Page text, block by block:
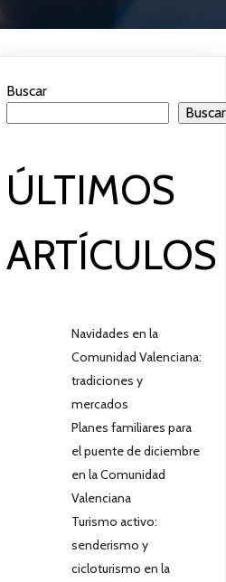
Buscar
Buscar
ÚLTIMOS
ARTÍCULOS
Navidades en la
Comunidad Valenciana:
tradiciones y
mercados
Planes familiares para
el puente de diciembre
en la Comunidad
Valenciana
Turismo activo:
senderismo y
cicloturismo en la